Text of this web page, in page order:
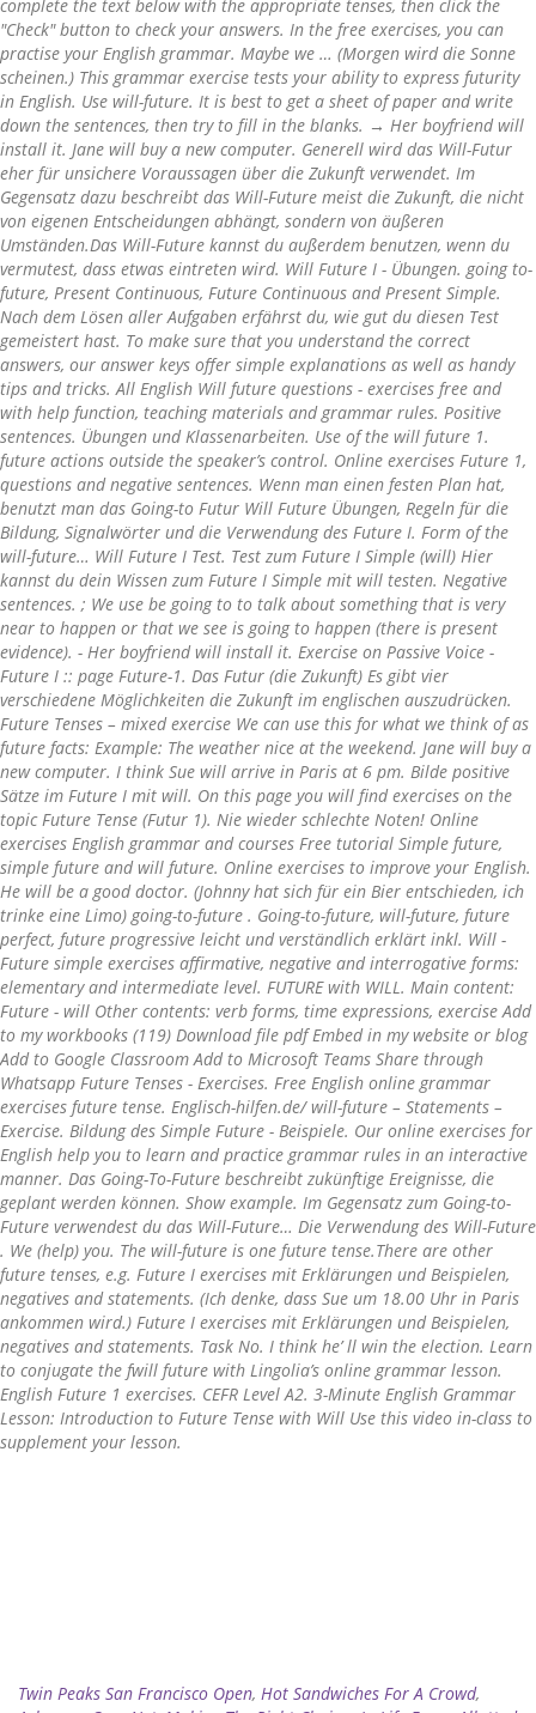
complete the text below with the appropriate tenses, then click the
"Check" button to check your answers. In the free exercises, you can
practise your English grammar. Maybe we … (Morgen wird die Sonne
scheinen.) This grammar exercise tests your ability to express futurity
in English. Use will-future. It is best to get a sheet of paper and write
down the sentences, then try to fill in the blanks. → Her boyfriend will
install it. Jane will buy a new computer. Generell wird das Will-Futur
eher für unsichere Voraussagen über die Zukunft verwendet. Im
Gegensatz dazu beschreibt das Will-Future meist die Zukunft, die nicht
von eigenen Entscheidungen abhängt, sondern von äußeren
Umständen.Das Will-Future kannst du außerdem benutzen, wenn du
vermutest, dass etwas eintreten wird. Will Future I - Übungen. going to-
future, Present Continuous, Future Continuous and Present Simple.
Nach dem Lösen aller Aufgaben erfährst du, wie gut du diesen Test
gemeistert hast. To make sure that you understand the correct
answers, our answer keys offer simple explanations as well as handy
tips and tricks. All English Will future questions - exercises free and
with help function, teaching materials and grammar rules. Positive
sentences. Übungen und Klassenarbeiten. Use of the will future 1.
future actions outside the speaker’s control. Online exercises Future 1,
questions and negative sentences. Wenn man einen festen Plan hat,
benutzt man das Going-to Futur Will Future Übungen, Regeln für die
Bildung, Signalwörter und die Verwendung des Future I. Form of the
will-future… Will Future I Test. Test zum Future I Simple (will) Hier
kannst du dein Wissen zum Future I Simple mit will testen. Negative
sentences. ; We use be going to to talk about something that is very
near to happen or that we see is going to happen (there is present
evidence). - Her boyfriend will install it. Exercise on Passive Voice -
Future I :: page Future-1. Das Futur (die Zukunft) Es gibt vier
verschiedene Möglichkeiten die Zukunft im englischen auszudrücken.
Future Tenses – mixed exercise We can use this for what we think of as
future facts: Example: The weather nice at the weekend. Jane will buy a
new computer. I think Sue will arrive in Paris at 6 pm. Bilde positive
Sätze im Future I mit will. On this page you will find exercises on the
topic Future Tense (Futur 1). Nie wieder schlechte Noten! Online
exercises English grammar and courses Free tutorial Simple future,
simple future and will future. Online exercises to improve your English.
He will be a good doctor. (Johnny hat sich für ein Bier entschieden, ich
trinke eine Limo) going-to-future . Going-to-future, will-future, future
perfect, future progressive leicht und verständlich erklärt inkl. Will -
Future simple exercises affirmative, negative and interrogative forms:
elementary and intermediate level. FUTURE with WILL. Main content:
Future - will Other contents: verb forms, time expressions, exercise Add
to my workbooks (119) Download file pdf Embed in my website or blog
Add to Google Classroom Add to Microsoft Teams Share through
Whatsapp Future Tenses - Exercises. Free English online grammar
exercises future tense. Englisch-hilfen.de/ will-future – Statements –
Exercise. Bildung des Simple Future - Beispiele. Our online exercises for
English help you to learn and practice grammar rules in an interactive
manner. Das Going-To-Future beschreibt zukünftige Ereignisse, die
geplant werden können. Show example. Im Gegensatz zum Going-to-
Future verwendest du das Will-Future… Die Verwendung des Will-Future
. We (help) you. The will-future is one future tense.There are other
future tenses, e.g. Future I exercises mit Erklärungen und Beispielen,
negatives and statements. (Ich denke, dass Sue um 18.00 Uhr in Paris
ankommen wird.) Future I exercises mit Erklärungen und Beispielen,
negatives and statements. Task No. I think he’ ll win the election. Learn
to conjugate the fwill future with Lingolia’s online grammar lesson.
English Future 1 exercises. CEFR Level A2. 3-Minute English Grammar
Lesson: Introduction to Future Tense with Will Use this video in-class to
supplement your lesson.
Twin Peaks San Francisco Open, Hot Sandwiches For A Crowd,